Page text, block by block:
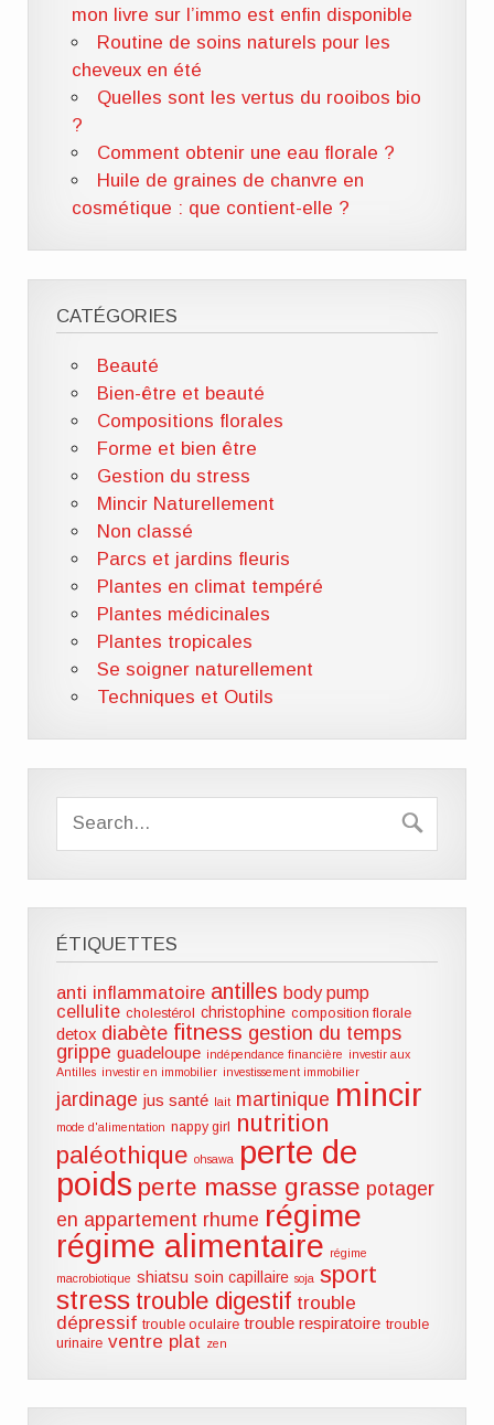
mon livre sur l’immo est enfin disponible
Routine de soins naturels pour les
cheveux en été
Quelles sont les vertus du rooibos bio
?
Comment obtenir une eau florale ?
Huile de graines de chanvre en
cosmétique : que contient-elle ?
CATÉGORIES
Beauté
Bien-être et beauté
Compositions florales
Forme et bien être
Gestion du stress
Mincir Naturellement
Non classé
Parcs et jardins fleuris
Plantes en climat tempéré
Plantes médicinales
Plantes tropicales
Se soigner naturellement
Techniques et Outils
ÉTIQUETTES
anti inflammatoire antilles body pump
cellulite cholestérol christophine composition florale
detox diabète fitness gestion du temps
grippe guadeloupe indépendance financière investir aux
Antilles investir en immobilier investissement immobilier
jardinage jus santé lait martinique mincir
mode d'alimentation nappy girl nutrition
paléothique ohsawa
perte de
poids perte masse grasse potager
en appartement rhume régime
régime alimentaire régime
macrobiotique shiatsu soin capillaire soja sport
stress trouble digestif trouble
dépressif trouble oculaire trouble respiratoire trouble
urinaire ventre plat zen